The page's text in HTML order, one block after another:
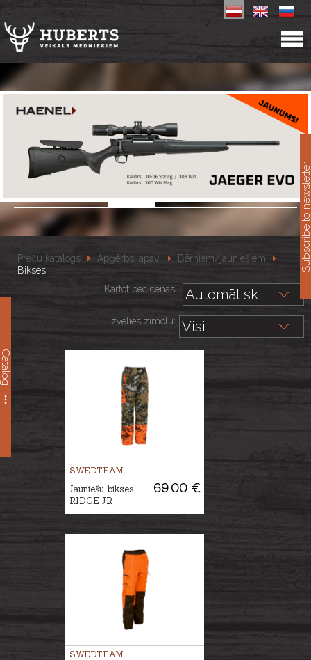
Catalog
Preču katalogs Apģērbs, apavi
Bērniem/jauniešiem
Bikses
Kārtot pēc cenas::
Izvēlies zīmolu:
SWEDTEAM
69.00 €
Jauniešu bikses
RIDGE JR
SWEDTEAM
Subscribe